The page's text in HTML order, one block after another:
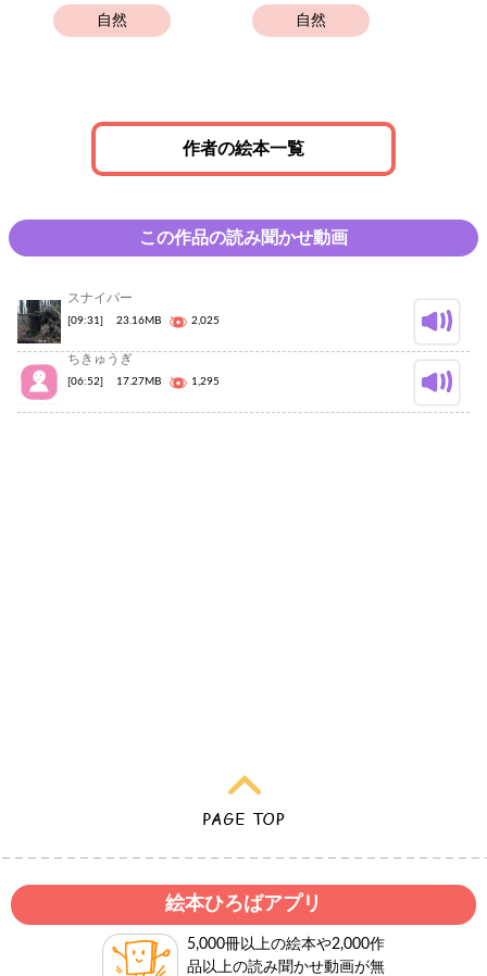
自然 自然
作者の絵本一覧
この作品の読み聞かせ動画
スナイパー
[09:31] 23.16MB 2,025
ちきゅうぎ
[06:52] 17.27MB 1,295
絵本ひろばアプリ
5,000冊以上の絵本や2,000作
品以上の読み聞かせ動画が無